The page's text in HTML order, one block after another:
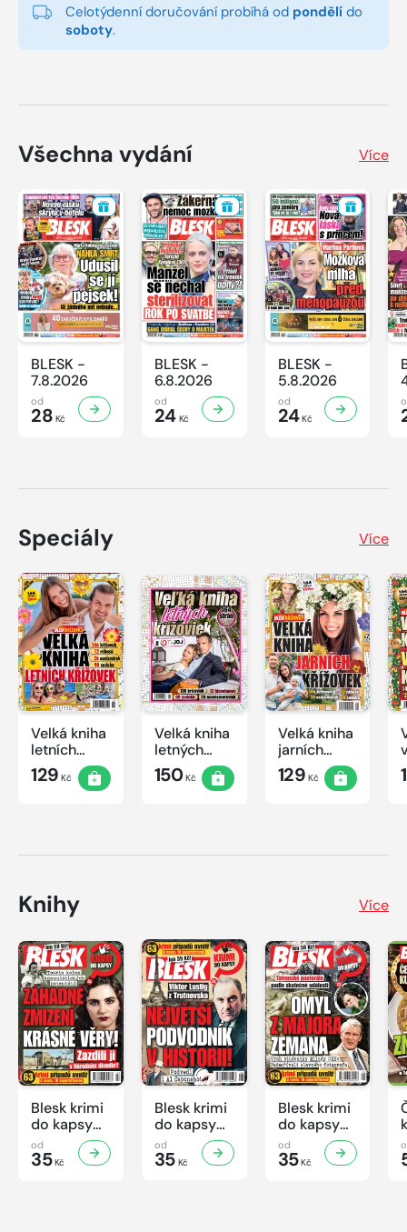
Celotýdenní doručování probíhá od pondělí do
soboty.
Všechna vydání Více
BLESK -
7.8.2026
od
28 Kč
BLESK -
6.8.2026
od
24Kč
BLESK -
5.8.2026
od
24Kč
Speciály Více
Velká kniha
letních
křížovek
2026
129 Kč
Velká kniha
letných
krížoviek s
TV JOJ
150Kč
Velká kniha
jarních
křížovek
2026
129 Kč
Knihy Více
Blesk krimi
do kapsy
č.7/2026
od
35Kč
Blesk krimi
do kapsy
č.6/2026
od
35Kč
Blesk krimi
do kapsy
č.5/2026
od
35Kč